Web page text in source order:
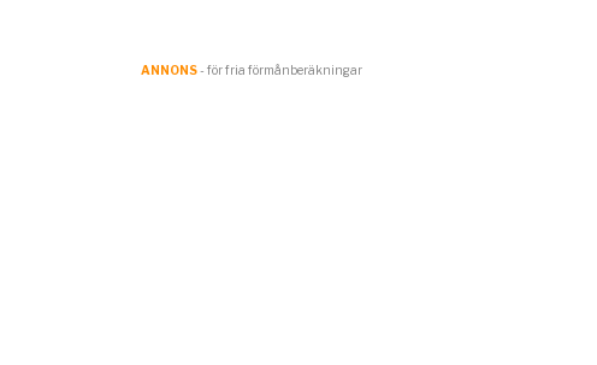
ANNONS- för fria förmånberäkningar